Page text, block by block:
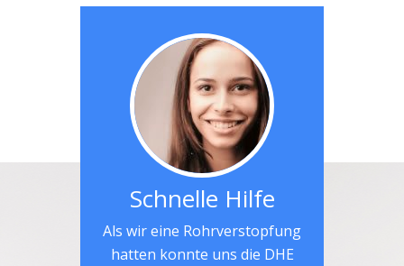
Schnelle Hilfe
Als wir eine Rohrverstopfung
hatten konnte uns die DHE